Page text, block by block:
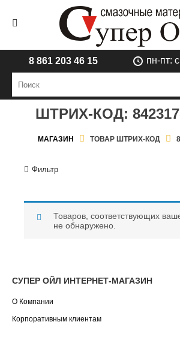
8 861 203 46 15 пн-пт:
ШТРИХ-КОД:
МАГАЗИН ТОВАР ШТРИХ-КОД
Фильтр
Товаров, соответствующих
не обнаружено.
СУПЕР ОЙЛ ИНТЕРНЕТ-МАГАЗИН
О Компании
Корпоративным клиентам